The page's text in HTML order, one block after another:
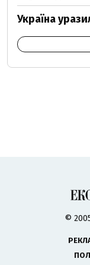
Україна
©